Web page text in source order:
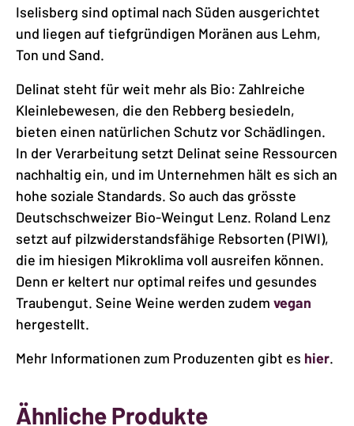
Iselisberg sind optimal nach Süden ausgerichtet
und liegen auf tiefgründigen Moränen aus Lehm,
Ton und Sand.
Delinat steht für weit mehr als Bio: Zahlreiche
Kleinlebewesen, die den Rebberg besiedeln,
bieten einen natürlichen Schutz vor Schädlingen.
In der Verarbeitung setzt Delinat seine Ressourcen
nachhaltig ein, und im Unternehmen hält es sich an
hohe soziale Standards. So auch das grösste
Deutschschweizer Bio-Weingut Lenz. Roland Lenz
setzt auf pilzwiderstandsfähige Rebsorten (PIWI),
die im hiesigen Mikroklima voll ausreifen können.
Denn er keltert nur optimal reifes und gesundes
Traubengut. Seine Weine werden zudem vegan
hergestellt.
Mehr Informationen zum Produzenten gibt es hier.
Ähnliche Produkte